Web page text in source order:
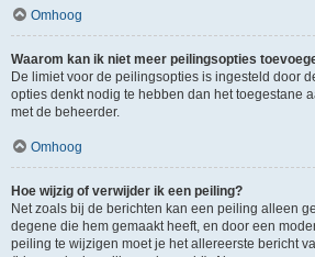
Omhoog
Waarom kan ik niet meer peilingsopties
De limiet voor de peilingsopties is ingesteld door
opties denkt nodig te hebben dan het toegestane
met de beheerder.
Omhoog
Hoe wijzig of verwijder ik een peiling?
Net zoals bij de berichten kan een peiling alleen
degene die hem gemaakt heeft, en door een
peiling te wijzigen moet je het allereerste bericht